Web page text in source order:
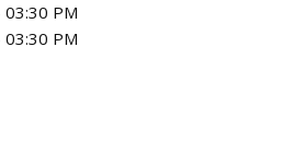
03:30 PM
03:30 PM